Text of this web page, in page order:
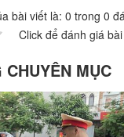
bài viết là: 0 trong 0
Click để đánh giá
CHUYÊN MỤC